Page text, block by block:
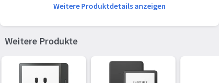
Energie
Akku-/Batteriebetriebsdauer 500 h
Weitere Produktdetails anzeigen
Weitere Produkte